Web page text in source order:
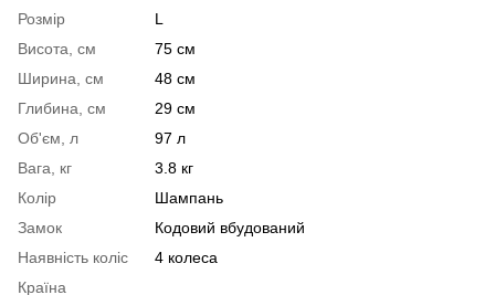
Розмір
L
Висота, см
75 см
Ширина, см
48 см
Глибина, см
29 см
Об'єм, л
97 л
Вага, кг
3.8 кг
Колір
Шампань
Замок
Кодовий вбудований
Наявність коліс
4 колеса
Країна